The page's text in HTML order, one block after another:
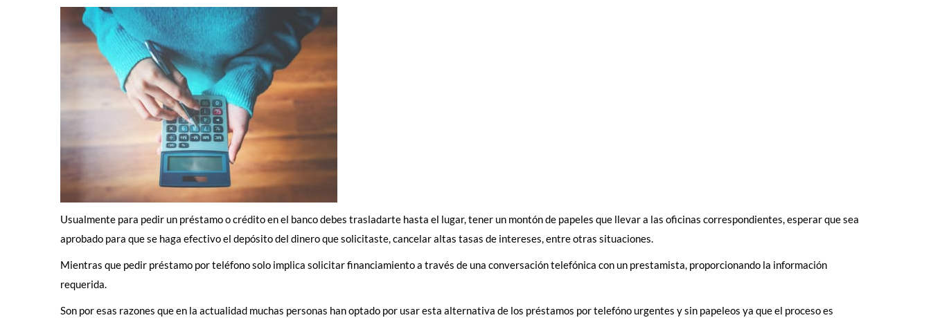
Usualmente para pedir un préstamo o crédito en el banco debes trasladarte hasta el lugar, tener un montón de papeles que llevar a las oficinas correspondientes, esperar que sea
aprobado para que se haga efectivo el depósito del dinero que solicitaste, cancelar altas tasas de intereses, entre otras situaciones.
Mientras que pedir préstamo por teléfono solo implica solicitar financiamiento a través de una conversación telefónica con un prestamista, proporcionando la información
requerida.
Son por esas razones que en la actualidad muchas personas han optado por usar esta alternativa de los préstamos por telefóno urgentes y sin papeleos ya que el proceso es